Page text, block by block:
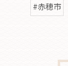
#赤穂市